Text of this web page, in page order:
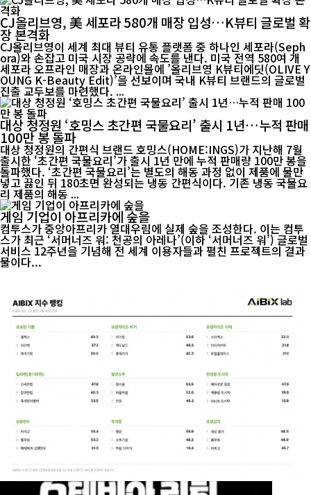
CJ올리브영, 美 세포라 580개 매장 입성…K뷰티 글로벌 확
장 본격화
CJ올리브영이 세계 최대 뷰티 유통 플랫폼 중 하나인 세포라(Seph
ora)와 손잡고 미국 시장 공략에 속도를 낸다. 미국 전역 580여 개
세포라 오프라인 매장과 온라인몰에 ’올리브영 K뷰티에딧(OLIVE Y
OUNG K-Beauty Edit)’을 선보이며 국내 K뷰티 브랜드의 글로벌
진출 교두보를 마련했다. ...
대상 청정원 ‘호밍스 초간편 국물요리’ 출시 1년…누적 판매
100만 봉 돌파
대상 청정원의 간편식 브랜드 호밍스(HOME:INGS)가 지난해 7월
출시한 '초간편 국물요리’가 출시 1년 만에 누적 판매량 100만 봉을
돌파했다. ‘초간편 국물요리’는 별도의 해동 과정 없이 제품에 물만
넣고 끓인 뒤 180초면 완성되는 냉동 간편식이다. 기존 냉동 국물요
리 제품의 해동 ...
게임 기업이 아프리카에 숲을
컴투스가 중앙아프리카 열대우림에 실제 숲을 조성한다. 이는 컴투
스가 최근 ‘서머너즈 워: 천공의 아레나’(이하 ‘서머너즈 워’) 글로벌
서비스 12주년을 기념해 전 세계 이용자들과 펼친 프로젝트의 결과
물이다...